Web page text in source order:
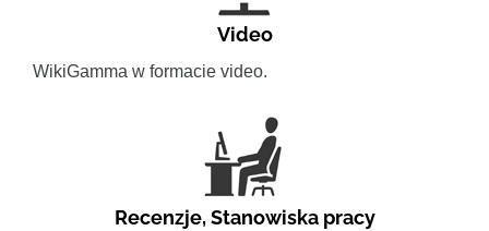
Video
WikiGamma w formacie video.
Recenzje,Stanowiska pracy